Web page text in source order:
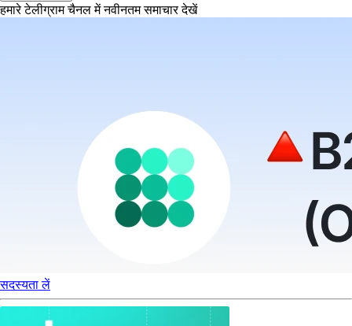
हमारे टेलीग्राम चैनल में नवीनतम समाचार देखें
सदस्यता लें